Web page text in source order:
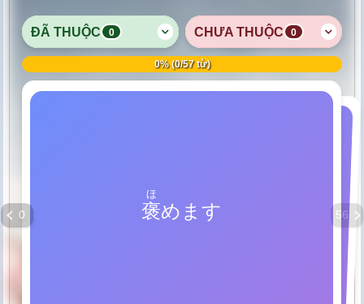
ĐÃ THUỘC 0
0% (0/57 từ)
褒
ほ
めます
khen
しかります
mắng
0 56
CHƯA THUỘC 0